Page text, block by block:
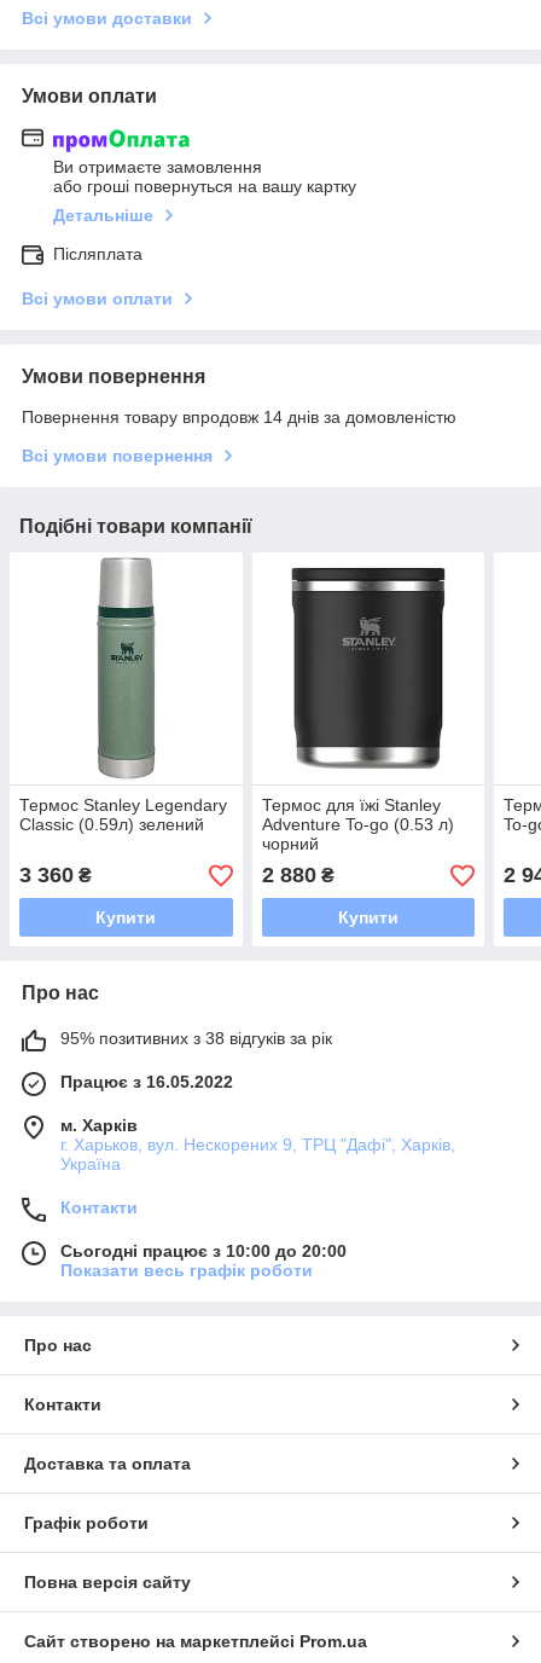
Всі умови доставки
Умови оплати
Ви отримаєте замовлення
або гроші повернуться на вашу картку
Детальніше
Післяплата
Всі умови оплати
Умови повернення
Повернення товару впродовж 14 днів за домовленістю
Всі умови повернення
Подібні товари компанії
Термос Stanley Legendary
Classic (0.59л) зелений
3 360 ₴
Купити
Термос для їжі Stanley
Adventure To-go (0.53 л)
чорний
2 880₴
Купити
To-
2
Про нас
95% позитивних з 38 відгуків за рік
Працює з 16.05.2022
м. Харків
г. Харьков, вул. Нескорених 9, ТРЦ "Дафі", Харків,
Україна
Контакти
Сьогодні працює з 10:00 до 20:00
Показати весь графік роботи
Про нас
Контакти
Доставка та оплата
Графік роботи
Повна версія сайту
Сайт створено на маркетплейсі Prom.ua